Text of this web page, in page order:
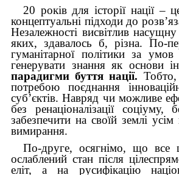
20 років для історії нації
концептуальні підходи до
Незалежності висвітлив
яких, здавалось б, різна. По-
гуманітарної політики за умов
генерувати знання як основи
парадигми буття нації. Тобто,
потребою поєднання
суб’єктів. Навряд чи можливе
без ренаціоналізації
забезпечити на своїй землі
вимирання.
По-друге, осягнімо, що все
ослаблений стан після
еліт, а на русифікацію